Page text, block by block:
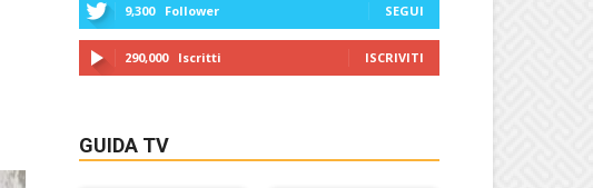
9,300 Follower SEGUI
290,000 Iscritti ISCRIVITI
GUIDA TV